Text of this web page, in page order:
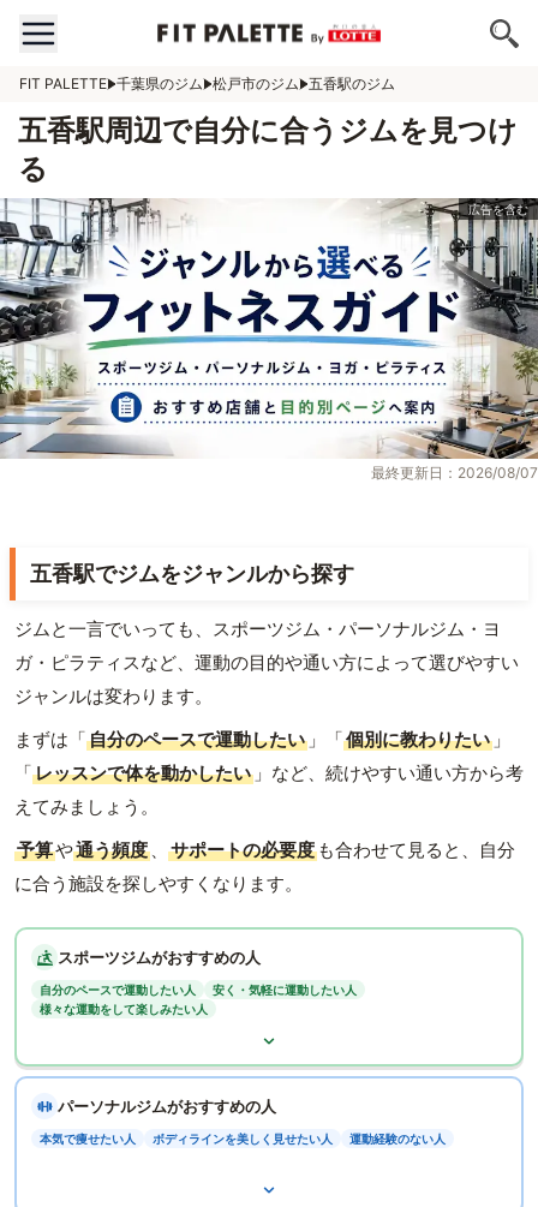
FIT PALETTE 千葉県のジム 松戸市のジム 五香駅のジム
五香駅周辺で自分に合うジムを見つけ
る
最終更新日：2026/08/07
五香駅でジムをジャンルから探す
ジムと一言でいっても、スポーツジム・パーソナルジム・ヨ
ガ・ピラティスなど、運動の目的や通い方によって選びやすい
ジャンルは変わります。
まずは「自分のペースで運動したい 」「個別に教わりたい 」
「レッスンで体を動かしたい 」など、続けやすい通い方から考
えてみましょう。
予算や通う頻度 、 サポートの必要度 も合わせて見ると、自分
に合う施設を探しやすくなります。
スポーツジムがおすすめの人
自分のペースで運動したい人
安く・気軽に運動したい人
様々な運動をして楽しみたい人
パーソナルジムがおすすめの人
本気で痩せたい人 ボディラインを美しく見せたい人 運動経験のない人